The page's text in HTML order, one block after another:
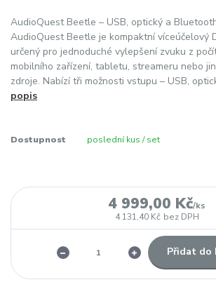
AudioQuest Beetle – USB, optický a
AudioQuest Beetle je kompaktní víceúčelový
určený pro jednoduché vylepšení zvuku z
mobilního zařízení, tabletu, streameru nebo
zdroje. Nabízí tři možnosti vstupu – USB,
popis
Dostupnost poslední kus / set
4 999,00 Kč/ks
4 131,40 Kč bez DPH
Přidat do